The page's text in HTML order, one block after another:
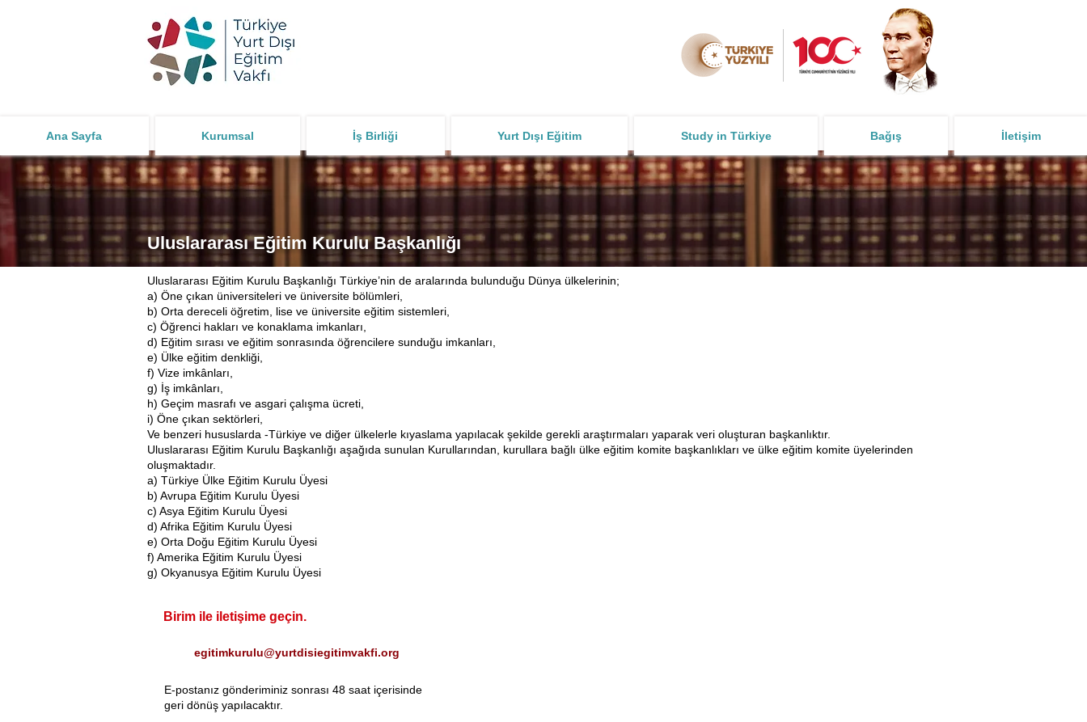
Ana Sayfa Kurumsal İş Birliği Yurt Dışı Eğitim Study in Türkiye Bağış İletişim
Uluslararası Eğitim Kurulu Başkanlığı Türkiye’nin de aralarında bulunduğu Dünya ülkelerinin;
a) Öne çıkan üniversiteleri ve üniversite bölümleri,
b) Orta dereceli öğretim, lise ve üniversite eğitim sistemleri,
c) Öğrenci hakları ve konaklama imkanları,
d) Eğitim sırası ve eğitim sonrasında öğrencilere sunduğu imkanları,
e) Ülke eğitim denkliği,
f) Vize imkânları,
g) İş imkânları,
h) Geçim masrafı ve asgari çalışma ücreti,
i) Öne çıkan sektörleri,
Ve benzeri hususlarda -Türkiye ve diğer ülkelerle kıyaslama yapılacak şekilde gerekli araştırmaları yaparak veri oluşturan başkanlıktır.
Uluslararası Eğitim Kurulu Başkanlığı aşağıda sunulan Kurullarından, kurullara bağlı ülke eğitim komite başkanlıkları ve ülke eğitim komite üyelerinden
oluşmaktadır.
a) Türkiye Ülke Eğitim Kurulu Üyesi
b) Avrupa Eğitim Kurulu Üyesi
c) Asya Eğitim Kurulu Üyesi
d) Afrika Eğitim Kurulu Üyesi
e) Orta Doğu Eğitim Kurulu Üyesi
f) Amerika Eğitim Kurulu Üyesi
g) Okyanusya Eğitim Kurulu Üyesi
Birim ile iletişime geçin.
egitimkurulu@yurtdisiegitimvakfi.org
E-postanız gönderiminiz sonrası 48 saat içerisinde
geri dönüş yapılacaktır.
Uluslararası Eğitim Kurulu Başkanlığı